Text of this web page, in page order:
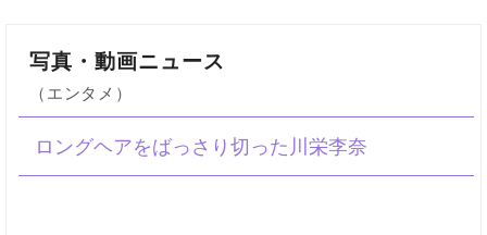
写真・動画ニュース
（エンタメ）
ロングヘアをばっさり切った川栄李奈